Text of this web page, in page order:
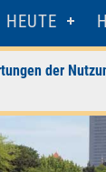
HEUTE
der